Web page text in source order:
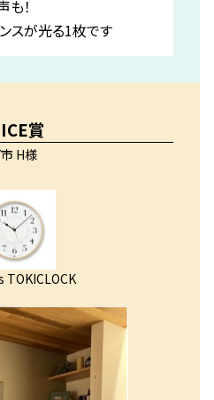
も！
スが光る1枚です
賞
H様
TOKICLOCK